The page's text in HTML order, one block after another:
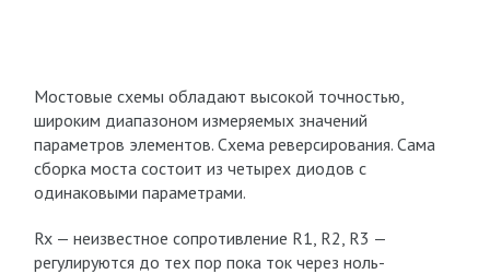
Мостовые схемы обладают высокой точностью,
широким диапазоном измеряемых значений
параметров элементов. Схема реверсирования. Сама
сборка моста состоит из четырех диодов с
одинаковыми параметрами.
Rx — неизвестное сопротивление R1, R2, R3 —
регулируются до тех пор пока ток через ноль-